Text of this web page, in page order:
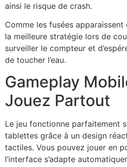
ainsi le risque de crash.
Comme les fusées
la meilleure stratégie lors de
surveiller le compteur et
de toucher l’eau.
Gameplay
Jouez Partout
Le jeu fonctionne parfaitement
tablettes grâce à un design
tactiles. Vous pouvez jouer en
l’interface s’adapte